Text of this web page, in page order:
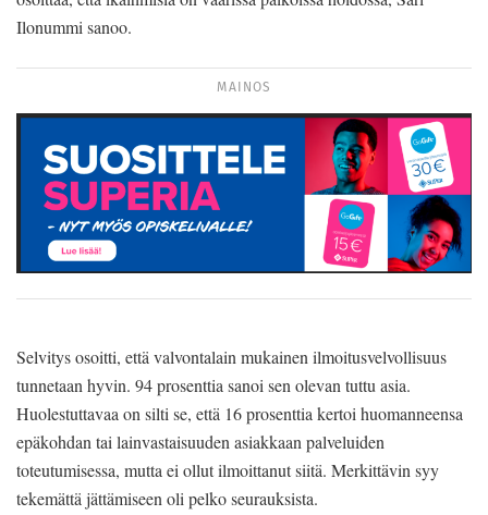
Ilonummi sanoo.
MAINOS
Selvitys osoitti, että valvontalain mukainen ilmoitusvelvollisuus
tunnetaan hyvin. 94 prosenttia sanoi sen olevan tuttu asia.
Huolestuttavaa on silti se, että 16 prosenttia kertoi huomanneensa
epäkohdan tai lainvastaisuuden asiakkaan palveluiden
toteutumisessa, mutta ei ollut ilmoittanut siitä. Merkittävin syy
tekemättä jättämiseen oli pelko seurauksista.